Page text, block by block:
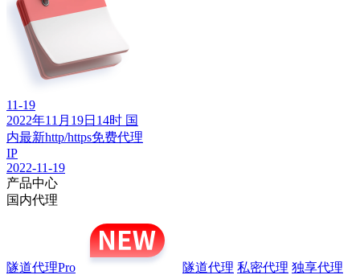
11-19
2022年11月19日14时 国
内最新http/https免费代理
IP
2022-11-19
产品中心
国内代理
隧道代理Pro 隧道代理 私密代理 独享代理